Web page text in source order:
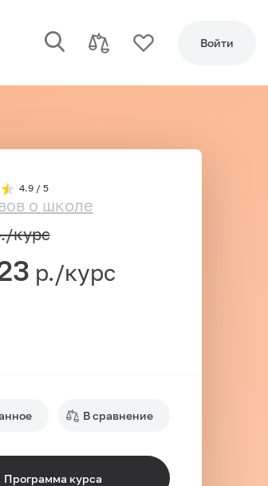
Войти
4.9 / 5
о школе
курс
р./курс
В сравнение
Программа курса